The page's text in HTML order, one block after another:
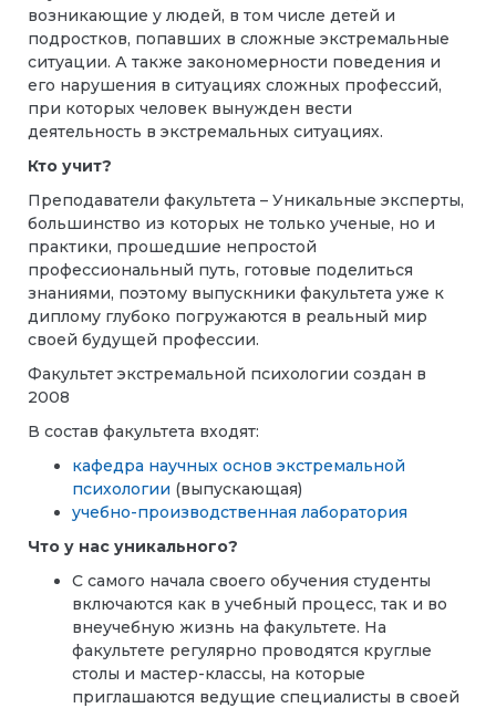
возникающие у людей, в том числе детей и
подростков, попавших в сложные экстремальные
ситуации. А также закономерности поведения и
его нарушения в ситуациях сложных профессий,
при которых человек вынужден вести
деятельность в экстремальных ситуациях.
Кто учит?
Преподаватели факультета – Уникальные эксперты,
большинство из которых не только ученые, но и
практики, прошедшие непростой
профессиональный путь, готовые поделиться
знаниями, поэтому выпускники факультета уже к
диплому глубоко погружаются в реальный мир
своей будущей профессии.
Факультет экстремальной психологии создан в
2008
В состав факультета входят:
кафедра научных основ экстремальной
психологии (выпускающая)
учебно-производственная лаборатория
Что у нас уникального?
С самого начала своего обучения студенты
включаются как в учебный процесс, так и во
внеучебную жизнь на факультете. На
факультете регулярно проводятся круглые
столы и мастер-классы, на которые
приглашаются ведущие специалисты в своей